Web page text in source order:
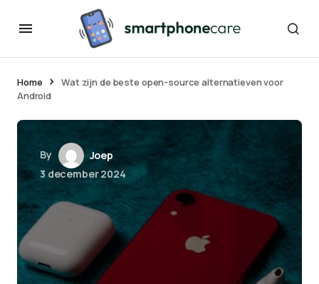
Home
Wat zijn de beste open-source alternatieven voor
Android
By
Joep
3 december 2024